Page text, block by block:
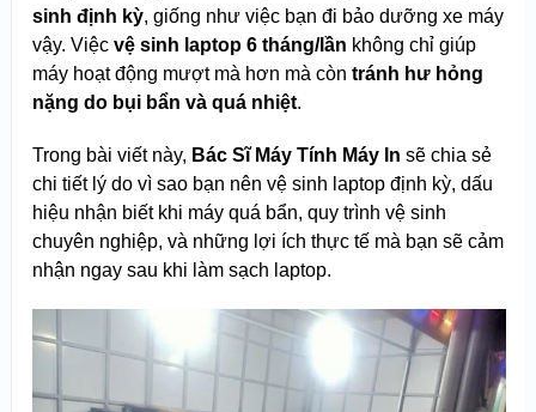
sinh định kỳ, giống như việc bạn đi bảo dưỡng xe máy
vậy. Việc vệ sinh laptop 6 tháng/lần không chỉ giúp
máy hoạt động mượt mà hơn mà còn tránh hư hỏng
nặng do bụi bẩn và quá nhiệt.
Trong bài viết này, Bác Sĩ Máy Tính Máy In sẽ chia sẻ
chi tiết lý do vì sao bạn nên vệ sinh laptop định kỳ, dấu
hiệu nhận biết khi máy quá bẩn, quy trình vệ sinh
chuyên nghiệp, và những lợi ích thực tế mà bạn sẽ cảm
nhận ngay sau khi làm sạch laptop.